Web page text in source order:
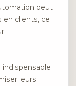
peut
en clients, ce
leurs